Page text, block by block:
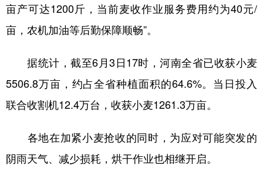
亩产可达1200斤，当前麦收作业服务费用约为40元/
亩，农机加油等后勤保障顺畅”。
据统计，截至6月3日17时，河南全省已收获小麦
5506.8万亩，约占全省种植面积的64.6%。当日投入
联合收割机12.4万台，收获小麦1261.3万亩。
各地在加紧小麦抢收的同时，为应对可能突发的
阴雨天气、减少损耗，烘干作业也相继开启。